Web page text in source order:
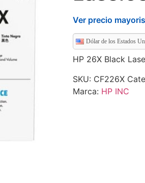
Ver precio
Dólar de los Estados
HP 26X Black
SKU: CF226X
Marca: HP INC